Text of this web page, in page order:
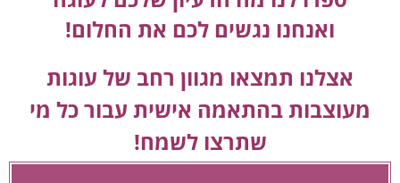
ואנחנו נגשים לכם את החלום!
אצלנו תמצאו מגוון רחב של עוגות
מעוצבות בהתאמה אישית עבור כל מי
שתרצו לשמח!